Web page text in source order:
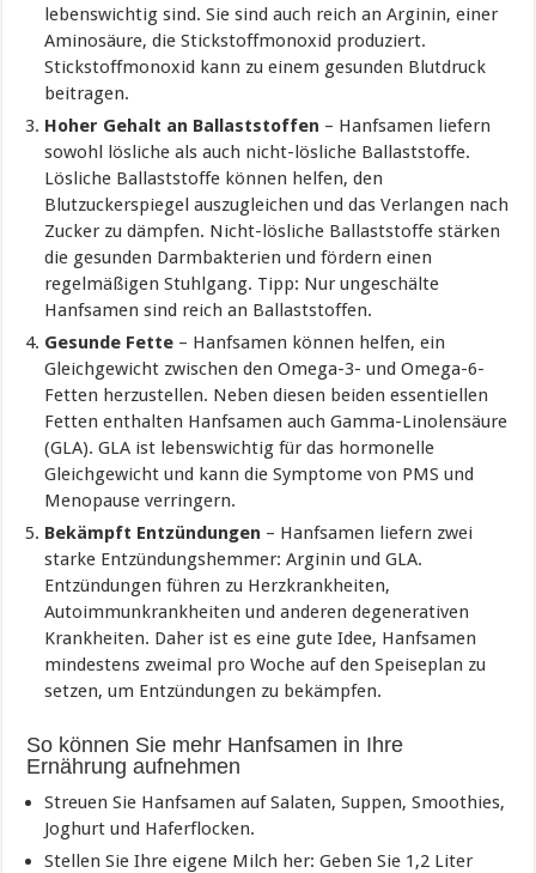
lebenswichtig sind. Sie sind auch reich an Arginin, einer
Aminosäure, die Stickstoffmonoxid produziert.
Stickstoffmonoxid kann zu einem gesunden Blutdruck
beitragen.
Hoher Gehalt an Ballaststoffen – Hanfsamen liefern
sowohl lösliche als auch nicht-lösliche Ballaststoffe.
Lösliche Ballaststoffe können helfen, den
Blutzuckerspiegel auszugleichen und das Verlangen nach
Zucker zu dämpfen. Nicht-lösliche Ballaststoffe stärken
die gesunden Darmbakterien und fördern einen
regelmäßigen Stuhlgang. Tipp: Nur ungeschälte
Hanfsamen sind reich an Ballaststoffen.
Gesunde Fette – Hanfsamen können helfen, ein
Gleichgewicht zwischen den Omega-3- und Omega-6-
Fetten herzustellen. Neben diesen beiden essentiellen
Fetten enthalten Hanfsamen auch Gamma-Linolensäure
(GLA). GLA ist lebenswichtig für das hormonelle
Gleichgewicht und kann die Symptome von PMS und
Menopause verringern.
Bekämpft Entzündungen – Hanfsamen liefern zwei
starke Entzündungshemmer: Arginin und GLA.
Entzündungen führen zu Herzkrankheiten,
Autoimmunkrankheiten und anderen degenerativen
Krankheiten. Daher ist es eine gute Idee, Hanfsamen
mindestens zweimal pro Woche auf den Speiseplan zu
setzen, um Entzündungen zu bekämpfen.
So können Sie mehr Hanfsamen in Ihre
Ernährung aufnehmen
Streuen Sie Hanfsamen auf Salaten, Suppen, Smoothies,
Joghurt und Haferflocken.
Stellen Sie Ihre eigene Milch her: Geben Sie 1,2 Liter